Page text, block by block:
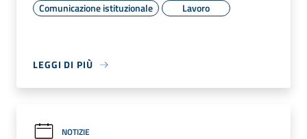
Comunicazione istituzionale
Lavoro
LEGGI DI PIÙ
NOTIZIE